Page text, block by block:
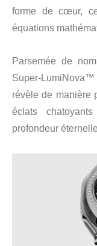
forme de cœur,
équations
Parsemée de
Super-
révèle de manière
éclats
profondeur